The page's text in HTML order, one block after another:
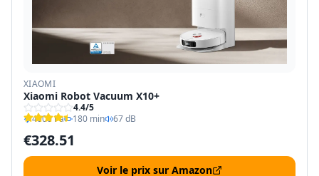
XIAOMI
Xiaomi Robot Vacuum X10+
4.4/5
4000 Pa
180 min 67 dB
€328.51
Voir le prix sur Amazon